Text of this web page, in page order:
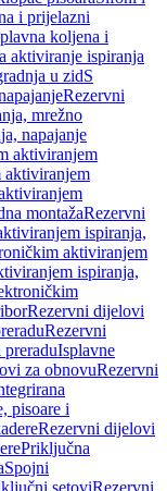
i prijelazni
koljena i
aktiviranje ispiranja
u zidS
Rezervni
mrežno
napajanje
aktiviranjem
aktiviranjem
montažaRezervni
ispiranja,
aktiviranjem
ispiranja,
Rezervni dijelovi
Rezervni
Isplavne
za obnovuRezervni
pisoare i
Rezervni dijelovi
Priključna
Spojni
setoviRezervni